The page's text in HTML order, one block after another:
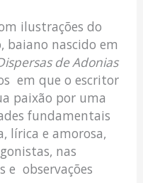
ilustrações do
baiano nascido em
de Adonias
em que o escritor
paixão por uma
fundamentais
lírica e amorosa,
nas
e observações